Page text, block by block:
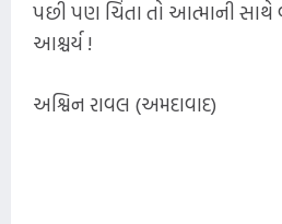
પછી પણ ચિંતા તો આત્માની
આશ્ચર્ય !
અશ્વિન રાવલ (અમદાવાદ)